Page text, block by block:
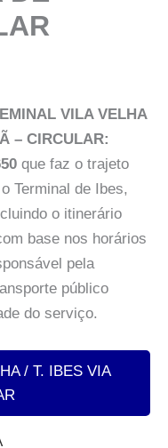
VILA VELHA
– CIRCULAR:
que faz o trajeto
Terminal de Ibes,
o itinerário
base nos horários
pela
público
do serviço.
/ T. IBES VIA